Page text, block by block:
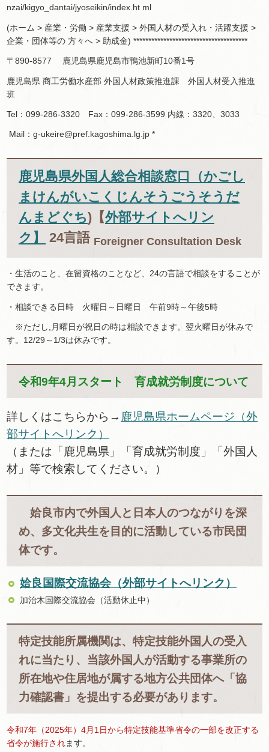
nzai/kigyo_dantai/jyoseikin/index.ht ml
(ホーム > 産業・労働 > 産業支援 > 外国人材の受入れ・活躍支援 >
企業・団体等の 方々へ > 助成金) **************************************
〒890-8577 鹿児島県鹿児島市鴨池新町10番1号
鹿児島県 商工労働水産部 外国人材政策推進課 外国人材受入推進
班
Tel：099-286-3320 Fax：099-286-3599 内線：3320、3033
Mail：g-ukeire@pref.kagoshima.lg.jp *
鹿児島県外国人総合相談窓口（かごし
まけんがいこくじんそうごうそうだ
んまどぐち)【外部サイトへリン
ク】
24言語 Foreigner Consultation Desk
・生活のこと、在留資格のことなど、24の言語で相談をすることが
できます。
・相談できる日時 火曜日～日曜日 午前9時～午後5時
※ただし,月曜日が祝日の時は相談できます。翌火曜日が休みで
す。12/29～1/3は休みです。
令和9年4月スタート 育成就労制度について
詳しくはこちらから→ 鹿児島県ホームページ（外
部サイトへリンク）
（または「鹿児島県」「育成就労制度」「外国人
材」等で検索してください。）
姶良市内で外国人と日本人のつながりを深
め、多文化共生を目的に活動している市民団
体です。
姶良国際交流協会（外部サイトへリンク）
加治木国際交流協会（活動休止中）
特定技能所属機関は、特定技能外国人の受入
れに当たり、当該外国人が活動する事業所の
所在地や住居地が属する地方公共団体へ「協
力確認書」を提出する必要があります。
令和7年（2025年）4月1日から特定技能基準省令の一部を改正する
省令が施行されます。